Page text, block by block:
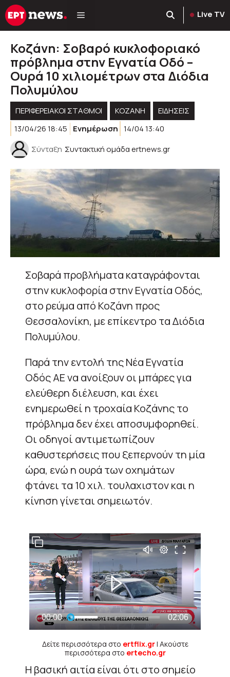
Μετάβαση
σε
Live TV
Κοζάνη: Σοβαρό κυκλοφοριακό
πρόβλημα στην Εγνατία Οδό –
Ουρά 10 χιλιομέτρων στα Διόδια
Πολυμύλου
ΠΕΡΙΦΕΡΕΙΑΚΟΊ ΣΤΑΘΜΟΊ KOZANH
ΕΙΔΗΣΕΙΣ
13/04/26 18:45
Ενημέρωση 14/04 13:40
Σύνταξη Συντακτική ομάδα ertnews.gr
Σοβαρά προβλήματα καταγράφονται
στην κυκλοφορία στην Εγνατία Οδός,
στο ρεύμα από Κοζάνη προς
Θεσσαλονίκη, με επίκεντρο τα Διόδια
Πολυμύλου.
Παρά την εντολή της Νέα Εγνατία
Οδός ΑΕ να ανοίξουν οι μπάρες για
ελεύθερη διέλευση, και έχει
ενημερωθεί η τροχαία Κοζάνης το
πρόβλημα δεν έχει αποσυμφορηθεί.
Οι οδηγοί αντιμετωπίζουν
καθυστερήσεις που ξεπερνούν τη μία
ώρα, ενώ η ουρά των οχημάτων
φτάνει τα 10 χιλ. τουλαχιστον και η
κίνηση γίνεται σημειωτόν.
Δείτε περισσότερα στο ertflix.gr| Ακούστε
περισσότερα στο ertecho.gr
Η βασική αιτία είναι ότι στο σημείο